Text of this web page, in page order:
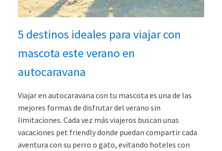
5 destinos ideales para viajar con
mascota este verano en
autocaravana
Viajar en autocaravana con tu mascota es una de las
mejores formas de disfrutar del verano sin
limitaciones. Cada vez más viajeros buscan unas
vacaciones pet friendly donde puedan compartir cada
aventura con su perro o gato, evitando hoteles con